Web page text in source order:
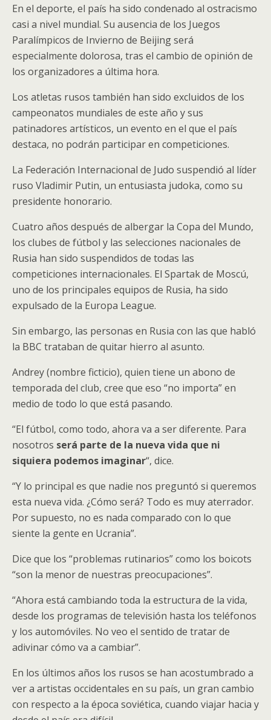
En el deporte, el país ha sido condenado al ostracismo
casi a nivel mundial. Su ausencia de los Juegos
Paralímpicos de Invierno de Beijing será
especialmente dolorosa, tras el cambio de opinión de
los organizadores a última hora.
Los atletas rusos también han sido excluidos de los
campeonatos mundiales de este año y sus
patinadores artísticos, un evento en el que el país
destaca, no podrán participar en competiciones.
La Federación Internacional de Judo suspendió al líder
ruso Vladimir Putin, un entusiasta judoka, como su
presidente honorario.
Cuatro años después de albergar la Copa del Mundo,
los clubes de fútbol y las selecciones nacionales de
Rusia han sido suspendidos de todas las
competiciones internacionales. El Spartak de Moscú,
uno de los principales equipos de Rusia, ha sido
expulsado de la Europa League.
Sin embargo, las personas en Rusia con las que habló
la BBC trataban de quitar hierro al asunto.
Andrey (nombre ficticio), quien tiene un abono de
temporada del club, cree que eso “no importa” en
medio de todo lo que está pasando.
“El fútbol, como todo, ahora va a ser diferente. Para
nosotros será parte de la nueva vida que ni
siquiera podemos imaginar“, dice.
“Y lo principal es que nadie nos preguntó si queremos
esta nueva vida. ¿Cómo será? Todo es muy aterrador.
Por supuesto, no es nada comparado con lo que
siente la gente en Ucrania”.
Dice que los “problemas rutinarios” como los boicots
“son la menor de nuestras preocupaciones”.
“Ahora está cambiando toda la estructura de la vida,
desde los programas de televisión hasta los teléfonos
y los automóviles. No veo el sentido de tratar de
adivinar cómo va a cambiar”.
En los últimos años los rusos se han acostumbrado a
ver a artistas occidentales en su país, un gran cambio
con respecto a la época soviética, cuando viajar hacia y